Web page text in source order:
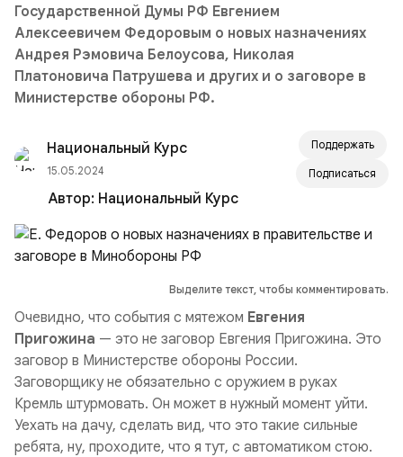
Государственной Думы РФ Евгением
Алексеевичем Федоровым о новых назначениях
Андрея Рэмовича Белоусова, Николая
Платоновича Патрушева и других и о заговоре в
Министерстве обороны РФ.
Национальный Курс
15.05.2024
Поддержать
Подписаться
Автор: Национальный Курс
Выделите текст, чтобы комментировать.
Очевидно, что события с мятежом Евгения
Пригожина — это не заговор Евгения Пригожина. Это
заговор в Министерстве обороны России.
Заговорщику не обязательно с оружием в руках
Кремль штурмовать. Он может в нужный момент уйти.
Уехать на дачу, сделать вид, что это такие сильные
ребята, ну, проходите, что я тут, с автоматиком стою.